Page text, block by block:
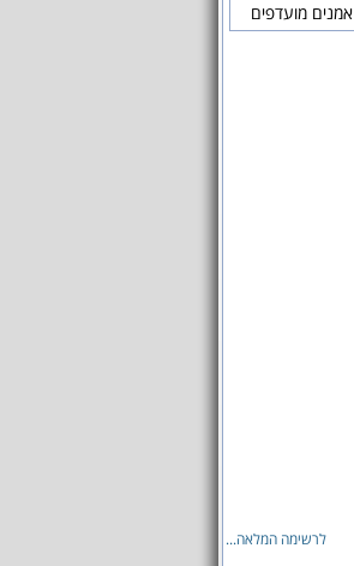
אמנים מועדפים
לרשימה המלאה...